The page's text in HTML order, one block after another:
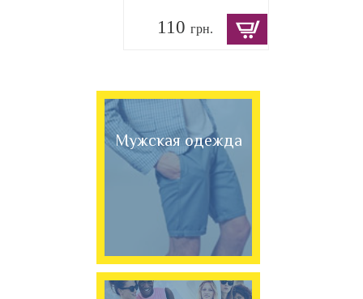
110грн.
Мужская одежда